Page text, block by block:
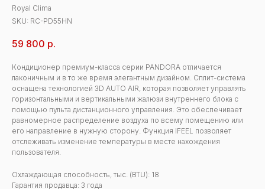
Royal Clima
SKU: RC-PD55HN
59 800 р.
Кондиционер премиум-класса серии PANDORA отличается
лаконичным и в то же время элегантным дизайном. Сплит-система
оснащена технологией 3D AUTO AIR, которая позволяет управлять
горизонтальными и вертикальными жалюзи внутреннего блока с
помощью пульта дистанционного управления. Это обеспечивает
равномерное распределение воздуха по всему помещению или
его направление в нужную сторону. Функция IFEEL позволяет
отслеживать изменение температуры в месте нахождения
пользователя.
Охлаждающая способность, тыс. (BTU): 18
Гарантия продавца: 3 года